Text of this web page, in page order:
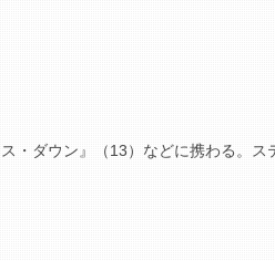
・ダウン』（13）などに携わる。